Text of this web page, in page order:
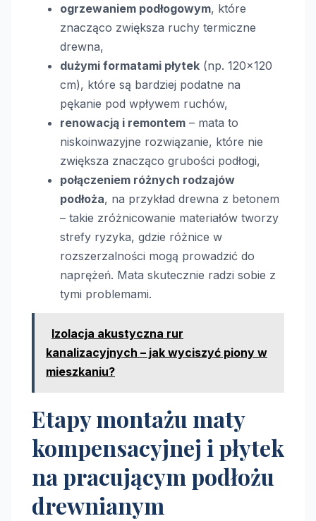
ogrzewaniem podłogowym, które
znacząco zwiększa ruchy termiczne
drewna,
dużymi formatami płytek (np. 120×120
cm), które są bardziej podatne na
pękanie pod wpływem ruchów,
renowacją i remontem – mata to
niskoinwazyjne rozwiązanie, które nie
zwiększa znacząco grubości podłogi,
połączeniem różnych rodzajów
podłoża, na przykład drewna z betonem
– takie zróżnicowanie materiałów tworzy
strefy ryzyka, gdzie różnice w
rozszerzalności mogą prowadzić do
naprężeń. Mata skutecznie radzi sobie z
tymi problemami.
Izolacja akustyczna rur
kanalizacyjnych – jak wyciszyć piony w
mieszkaniu?
Etapy montażu maty
kompensacyjnej i płytek
na pracującym podłożu
drewnianym